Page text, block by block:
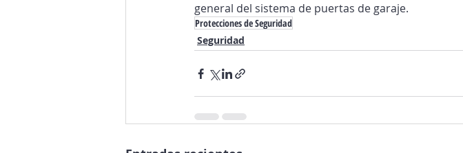
general del sistema de puertas de garaje.
Protecciones de Seguridad
Seguridad